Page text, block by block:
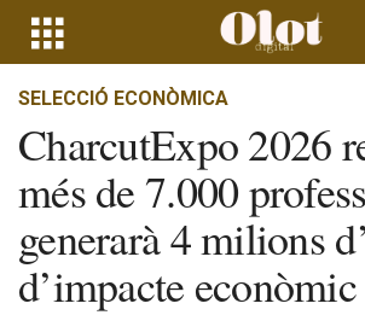
SELECCIÓ ECONÒMICA
CharcutExpo 2026
més de 7.000
generarà 4 milions
d’impacte econòmic